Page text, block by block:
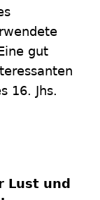
gut
16. Jhs.
Lust und